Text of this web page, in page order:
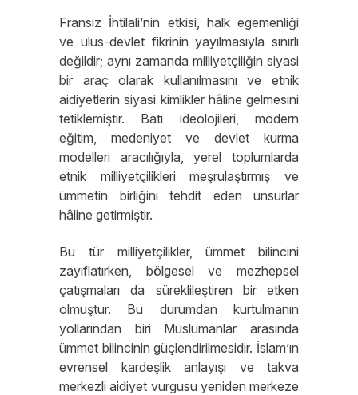
Fransız İhtilali’nin etkisi, halk egemenliği
ve ulus-devlet fikrinin yayılmasıyla sınırlı
değildir; aynı zamanda milliyetçiliğin siyasi
bir araç olarak kullanılmasını ve etnik
aidiyetlerin siyasi kimlikler hâline gelmesini
tetiklemiştir. Batı ideolojileri, modern
eğitim, medeniyet ve devlet kurma
modelleri aracılığıyla, yerel toplumlarda
etnik milliyetçilikleri meşrulaştırmış ve
ümmetin birliğini tehdit eden unsurlar
hâline getirmiştir.
Bu tür milliyetçilikler, ümmet bilincini
zayıflatırken, bölgesel ve mezhepsel
çatışmaları da süreklileştiren bir etken
olmuştur. Bu durumdan kurtulmanın
yollarından biri Müslümanlar arasında
ümmet bilincinin güçlendirilmesidir. İslam’ın
evrensel kardeşlik anlayışı ve takva
merkezli aidiyet vurgusu yeniden merkeze